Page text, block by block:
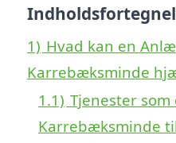
1) Hvad kan en
Karrebæksminde
1.1) Tjenester
Karrebæksminde